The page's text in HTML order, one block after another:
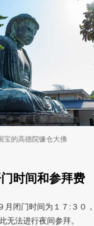
宝的高德院镰仓大佛
时间和参拜费
月闭门时间为１７:３０
无法进行夜间参拜。